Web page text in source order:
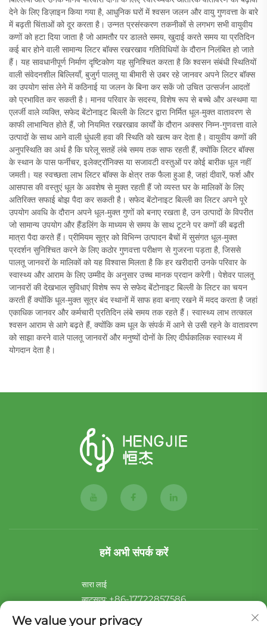
देने के लिए डिज़ाइन किया गया है, आधुनिक घरों में श्वसन जलन और वायु गुणवत्ता के बारे
में बढ़ती चिंताओं को दूर करता है। उन्नत प्रसंस्करण तकनीकों से लगभग सभी वायुवीय
कणों को हटा दिया जाता है जो आमतौर पर डालते समय, खुदाई करते समय या प्रतिदिन
कई बार होने वाली सामान्य लिटर बॉक्स रखरखाव गतिविधियों के दौरान निलंबित हो जाते
हैं। यह सावधानीपूर्ण निर्माण दृष्टिकोण यह सुनिश्चित करता है कि श्वसन संबंधी स्थितियों
वाली संवेदनशील बिल्लियाँ, बुजुर्ग पालतू या बीमारी से उबर रहे जानवर अपने लिटर बॉक्स
का उपयोग सांस लेने में कठिनाई या जलन के बिना कर सकें जो उचित उत्सर्जन आदतों
को प्रभावित कर सकती है। मानव परिवार के सदस्य, विशेष रूप से बच्चे और अस्थमा या
एलर्जी वाले व्यक्ति, सफेद बेंटोनाइट बिल्ली के लिटर द्वारा निर्मित धूल-मुक्त वातावरण से
काफी लाभान्वित होते हैं, जो नियमित रखरखाव कार्यों के दौरान अक्सर निम्न-गुणवत्ता वाले
उत्पादों के साथ आने वाली धुंधली हवा की स्थिति को खत्म कर देता है। वायुवीय कणों की
अनुपस्थिति का अर्थ है कि घरेलू सतहें लंबे समय तक साफ रहती हैं, क्योंकि लिटर बॉक्स
के स्थान के पास फर्नीचर, इलेक्ट्रॉनिक्स या सजावटी वस्तुओं पर कोई बारीक धूल नहीं
जमती। यह स्वच्छता लाभ लिटर बॉक्स के क्षेत्र तक फैला हुआ है, जहां दीवारें, फर्श और
आसपास की वस्तुएं धूल के अवशेष से मुक्त रहती हैं जो व्यस्त घर के मालिकों के लिए
अतिरिक्त सफाई बोझ पैदा कर सकती है। सफेद बेंटोनाइट बिल्ली का लिटर अपने पूरे
उपयोग अवधि के दौरान अपने धूल-मुक्त गुणों को बनाए रखता है, उन उत्पादों के विपरीत
जो सामान्य उपयोग और हैंडलिंग के माध्यम से समय के साथ टूटने पर कणों की बढ़ती
मात्रा पैदा करते हैं। प्रीमियम सूत्र को विभिन्न उत्पादन बैचों में सुसंगत धूल-मुक्त
प्रदर्शन सुनिश्चित करने के लिए कठोर गुणवत्ता परीक्षण से गुजरना पड़ता है, जिससे
पालतू जानवरों के मालिकों को यह विश्वास मिलता है कि हर खरीदारी उनके परिवार के
स्वास्थ्य और आराम के लिए उम्मीद के अनुसार उच्च मानक प्रदान करेगी। पेशेवर पालतू
जानवरों की देखभाल सुविधाएं विशेष रूप से सफेद बेंटोनाइट बिल्ली के लिटर का चयन
करती हैं क्योंकि धूल-मुक्त सूत्र बंद स्थानों में साफ हवा बनाए रखने में मदद करता है जहां
एकाधिक जानवर और कर्मचारी प्रतिदिन लंबे समय तक रहते हैं। स्वास्थ्य लाभ तत्काल
श्वसन आराम से आगे बढ़ते हैं, क्योंकि कम धूल के संपर्क में आने से उसी रहने के वातावरण
को साझा करने वाले पालतू जानवरों और मनुष्यों दोनों के लिए दीर्घकालिक स्वास्थ्य में
योगदान देता है।
हमें अभी संपर्क करें
सारा लाई
व्हाट्सएप:+86-17722857586
[email protected]
We value your privacy